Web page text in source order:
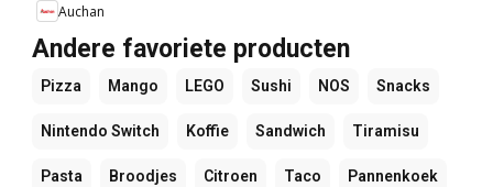
Auchan
Andere favoriete producten
Pizza Mango LEGO Sushi NOS Snacks
Nintendo Switch Koffie Sandwich Tiramisu
Pasta Broodjes Citroen Taco Pannenkoek